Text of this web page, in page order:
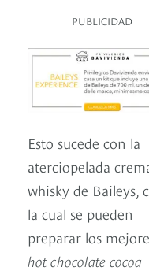
PUBLICIDAD
Esto sucede con la
aterciopelada
whisky de Baileys,
la cual se pueden
preparar los
hot chocolate cocoa